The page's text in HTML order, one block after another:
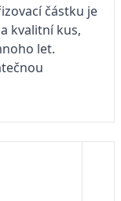
částku je
kvalitní kus,
let.